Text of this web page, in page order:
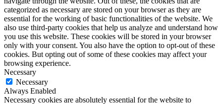
categorized as necessary are stored on your browser as they are
essential for the working of basic functionalities of the website. We
also use third-party cookies that help us analyze and understand how
you use this website. These cookies will be stored in your browser
only with your consent. You also have the option to opt-out of these
cookies. But opting out of some of these cookies may affect your
browsing experience.
Necessary
Necessary
Always Enabled
Necessary cookies are absolutely essential for the website to